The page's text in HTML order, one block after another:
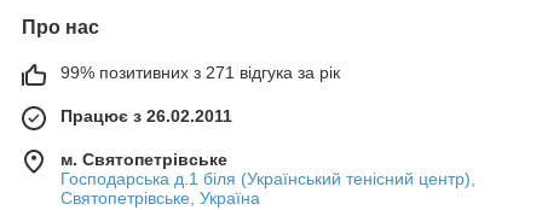
Про нас
99% позитивних з 271 відгука за рік
Працює з 26.02.2011
м. Святопетрівське
Господарська д.1 біля (Український тенісний центр),
Святопетрівське, Україна